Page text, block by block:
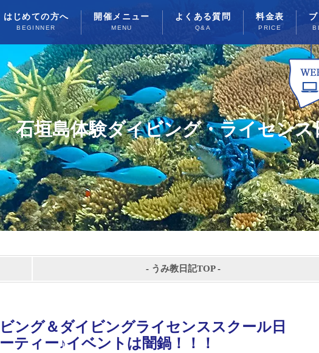
はじめての方へ
BEGINNER
開催メニュー
MENU
よくある質問
Q&A
料金表
PRICE
石垣島体験ダイビング・ライセンス
- うみ教日記TOP-
ング＆ダイビングライセンススクール日
ティー♪イベントは闇鍋！！！